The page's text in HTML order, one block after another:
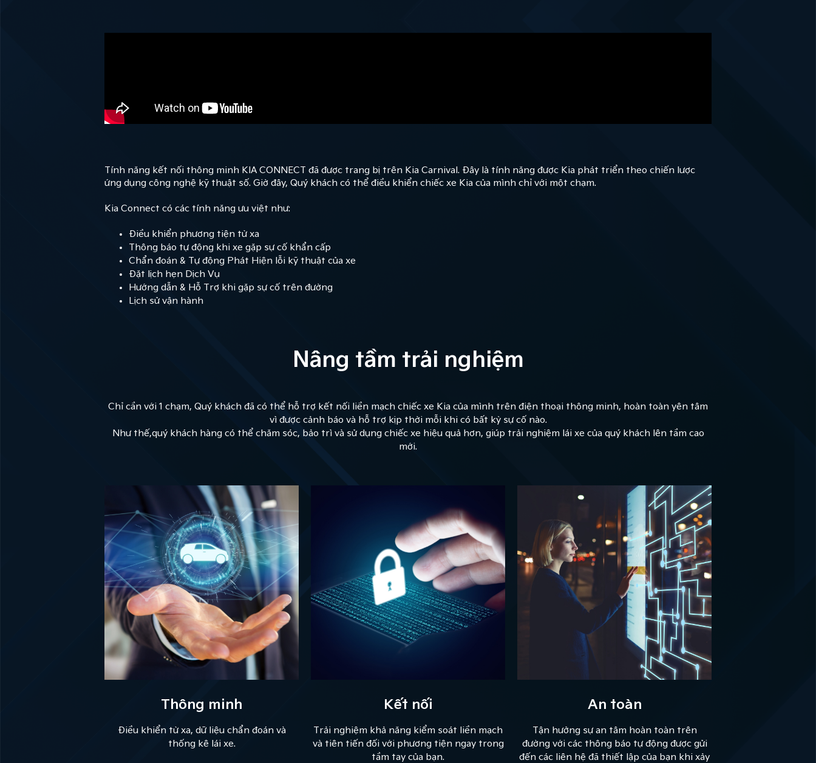
Tính năng kết nối thông minh KIA CONNECT đã được trang bị trên Kia Carnival. Đây là tính năng được Kia phát triển theo chiến lược
ứng dụng công nghệ kỹ thuật số. Giờ đây, Quý khách có thể điều khiển chiếc xe Kia của mình chỉ với một chạm.
Kia Connect có các tính năng ưu việt như:
Điều khiển phương tiện từ xa
Thông báo tự động khi xe gặp sự cố khẩn cấp
Chẩn đoán & Tự động Phát Hiện lỗi kỹ thuật của xe
Đặt lịch hẹn Dịch Vụ
Hướng dẫn & Hỗ Trợ khi gặp sự cố trên đường
Lịch sử vận hành
Nâng tầm trải nghiệm
Chỉ cần với 1 chạm, Quý khách đã có thể hỗ trợ kết nối liền mạch chiếc xe Kia của mình trên điện thoại thông minh, hoàn toàn yên tâm
vì được cảnh báo và hỗ trợ kịp thời mỗi khi có bất kỳ sự cố nào.
Như thế,quý khách hàng có thể chăm sóc, bảo trì và sử dụng chiếc xe hiệu quả hơn, giúp trải nghiệm lái xe của quý khách lên tầm cao
mới.
Thông minh
Điều khiển từ xa, dữ liệu chẩn đoán và
thống kê lái xe.
Kết nối
Trải nghiệm khả năng kiểm soát liền mạch
và tiên tiến đối với phương tiện ngay trong
tầm tay của bạn.
An toàn
Tận hưởng sự an tâm hoàn toàn trên
đường với các thông báo tự động được gửi
đến các liên hệ đã thiết lập của bạn khi xảy